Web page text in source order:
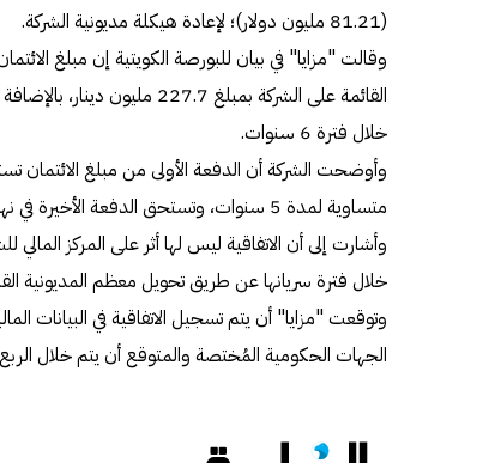
(81.21 مليون دولار)؛ لإعادة هيكلة مديونية الشركة.
وقالت "مزايا" في بيان للبورصة الكويتية إن مبلغ
القائمة على الشركة بمبلغ
خلال فترة 6 سنوات.
وأوضحت الشركة أن الدفعة الأولى من مبلغ الائتمان
متساوية لمدة 5 سنوات، وتستحق الدفعة الأخيرة في نهاية مدة العقد بتاريخ 31 يناير 2027.
وأشارت إلى أن الاتفاقية ليس لها أثر على المركز
خلال فترة سريانها عن طريق تحويل معظم المديونية
وتوقعت "مزايا" أن يتم تسجيل الاتفاقية في البيانات
الجهات الحكومية المُختصة والمتوقع أن يتم خلال الربع